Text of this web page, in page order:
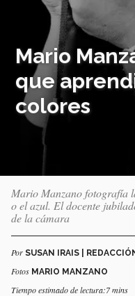
Mario
que
colores
Mario Manzano fotografía
o el azul. El docente
de la cámara
Por SUSAN IRAIS |
Fotos MARIO MANZANO
Tiempo estimado de lectura:7 mins